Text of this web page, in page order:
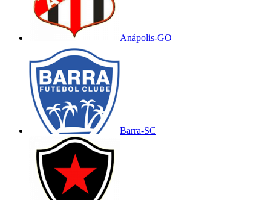
Anápolis-GO
Barra-SC